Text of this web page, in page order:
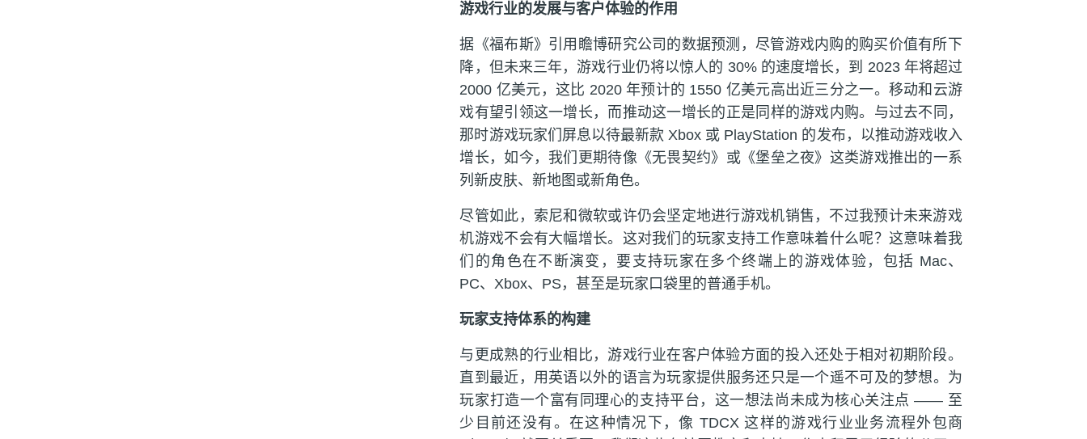
游戏行业的发展与客户体验的作用
据《福布斯》引用瞻博研究公司的数据预测，尽管游戏内购的购买价值有所下
降，但未来三年，游戏行业仍将以惊人的 30% 的速度增长，到 2023 年将超过
2000 亿美元，这比 2020 年预计的 1550 亿美元高出近三分之一。移动和云游
戏有望引领这一增长，而推动这一增长的正是同样的游戏内购。与过去不同，
那时游戏玩家们屏息以待最新款 Xbox 或 PlayStation 的发布，以推动游戏收入
增长，如今，我们更期待像《无畏契约》或《堡垒之夜》这类游戏推出的一系
列新皮肤、新地图或新角色。
尽管如此，索尼和微软或许仍会坚定地进行游戏机销售，不过我预计未来游戏
机游戏不会有大幅增长。这对我们的玩家支持工作意味着什么呢？这意味着我
们的角色在不断演变，要支持玩家在多个终端上的游戏体验，包括 Mac、
PC、Xbox、PS，甚至是玩家口袋里的普通手机。
玩家支持体系的构建
与更成熟的行业相比，游戏行业在客户体验方面的投入还处于相对初期阶段。
直到最近，用英语以外的语言为玩家提供服务还只是一个遥不可及的梦想。为
玩家打造一个富有同理心的支持平台，这一想法尚未成为核心关注点 —— 至
少目前还没有。在这种情况下，像 TDCX 这样的游戏行业业务流程外包商